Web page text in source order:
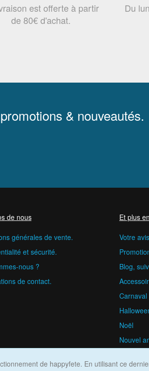
est offerte à partir
de 80€ d'achat.
Du
& nouveautés.
de nous
générales de vente.
et sécurité.
nous ?
de contact.
Et plus
Votre
Blog,
Carnaval
Noël
Nouvel
de happyfete. En utilisant ce